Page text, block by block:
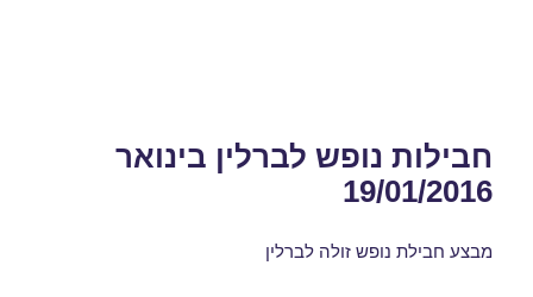
חבילות נופש לברלין בינואר
19/01/2016
מבצע חבילת נופש זולה לברלין